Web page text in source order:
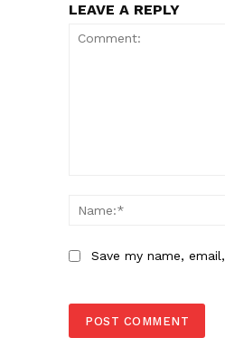
LEAVE A REPLY
Save my name,